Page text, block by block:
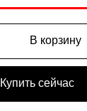
В корзину
Купить сейчас